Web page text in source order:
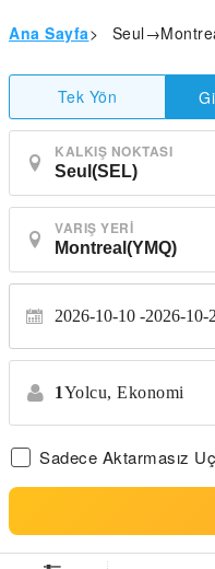
Ana Sayfa>
Tek Yön
KALKIŞ NOKTASI
VARIŞ YERI
2026-10-10 2026-10-
1Yolcu, Ekonomi
Sadece Aktarmasız